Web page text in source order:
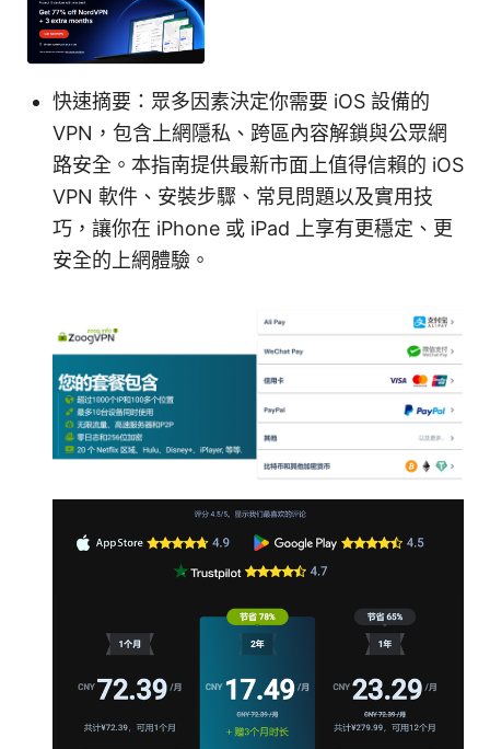
快速摘要：眾多因素決定你需要 iOS 設備的
VPN，包含上網隱私、跨區內容解鎖與公眾網
路安全。本指南提供最新市面上值得信賴的 iOS
VPN 軟件、安裝步驟、常見問題以及實用技
巧，讓你在 iPhone 或 iPad 上享有更穩定、更
安全的上網體驗。